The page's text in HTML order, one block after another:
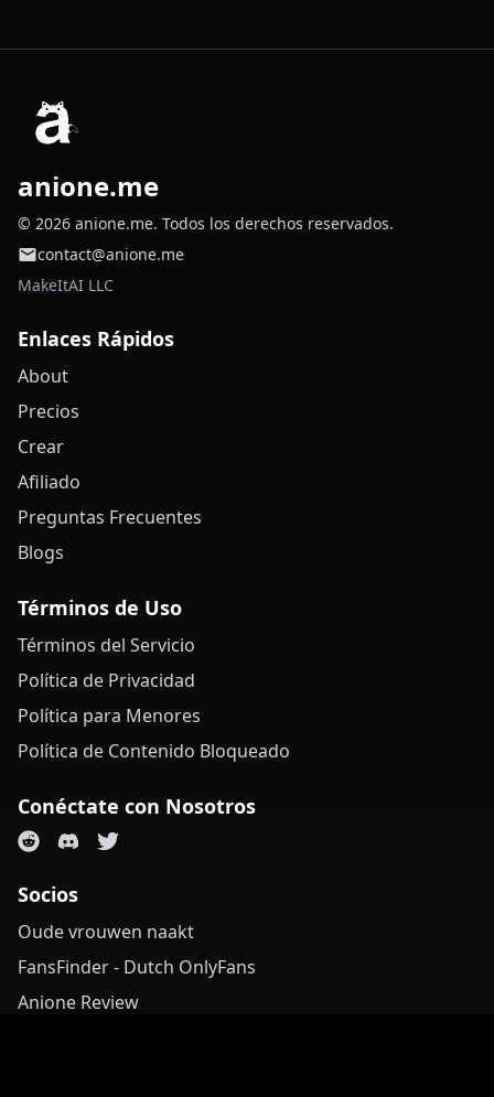
anione.me
© 2026 anione.me. Todos los derechos reservados.
contact@anione.me
MakeItAI LLC
Enlaces Rápidos
About
Precios
Crear
Afiliado
Preguntas Frecuentes
Blogs
Términos de Uso
Términos del Servicio
Política de Privacidad
Política para Menores
Política de Contenido Bloqueado
Conéctate con Nosotros
Socios
Oude vrouwen naakt
FansFinder - Dutch OnlyFans
Anione Review